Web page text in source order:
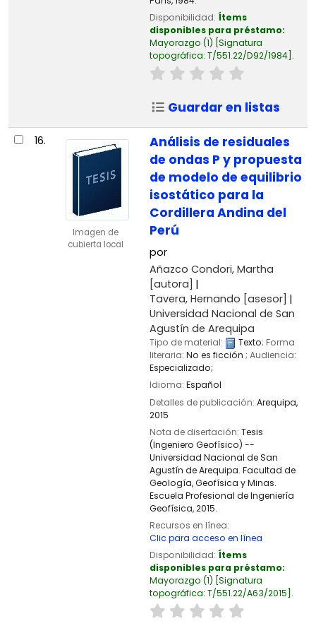
Disponibilidad: Ítems
disponibles para préstamo:
Mayorazgo (1) Signatura
topográfica: T/551.22/D92/1984 .
Guardar en listas
16.
Imagen de
cubierta local
Análisis de residuales
de ondas P y propuesta
de modelo de equilibrio
isostático para la
Cordillera Andina del
Perú
por
Añazco Condori, Martha
[autora]
Tavera, Hernando [asesor]
Universidad Nacional de San
Agustín de Arequipa
Tipo de material: Texto; Forma
literaria: No es ficción ; Audiencia:
Especializado;
Idioma: Español
Detalles de publicación: Arequipa,
2015
Nota de disertación: Tesis
(Ingeniero Geofísico) --
Universidad Nacional de San
Agustín de Arequipa. Facultad de
Geología, Geofísica y Minas.
Escuela Profesional de Ingeniería
Geofísica, 2015.
Recursos en línea:
Clic para acceso en línea
Disponibilidad: Ítems
disponibles para préstamo:
Mayorazgo (1) Signatura
topográfica: T/551.22/A63/2015 .